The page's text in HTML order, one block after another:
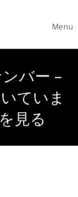
Menu
バー –
ていま
見る